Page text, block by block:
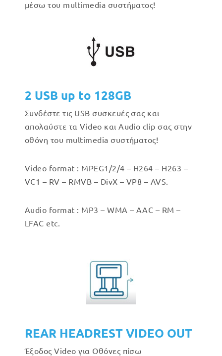
μέσω του multimedia συστήματος!
2 USB up to 128GB
Συνδέστε τις USB συσκευές σας και
απολαύστε τα Video και Audio clip σας στην
οθόνη του multimedia συστήματος!
Video format : MPEG1/2/4 – H264 – H263 –
VC1 – RV – RMVB – DivX – VP8 – AVS.
Audio format : MP3 – WMA – AAC – RM –
LFAC etc.
REAR HEADREST VIDEO OUT
Έξοδος Video για Οθόνες πίσω